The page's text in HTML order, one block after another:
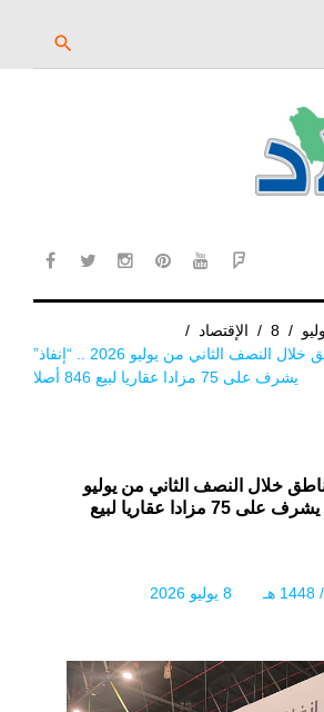
search
/
8
/ الإقتصاد
/
في مختلف المناطق خلال النصف الثاني من يوليو 2026 .. “إنفاذ”
يشرف على 75 مزادا عقاريا لبيع 846 أصلا
خلال النصف الثاني من يوليو
2026 .. “إنفاذ” يشرف على 75 مزادا عقاريا لبيع